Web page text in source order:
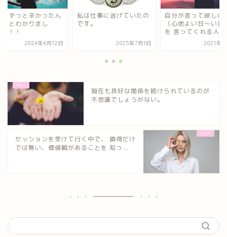
らずっと辛かったん
ーとわかりまし
！！
2024年4月12日
私は仕事に逃げていたの
です。
2025年7月1日
自分が言って欲しい
（心地よい甘〜い言
を 言ってくれる人
2021年5
現在も良好な関係を続けられているのが
不思議でしょうがない。
セッションを受けて行く中で、 損得だけ
では無い、価値観があることを 知っ...